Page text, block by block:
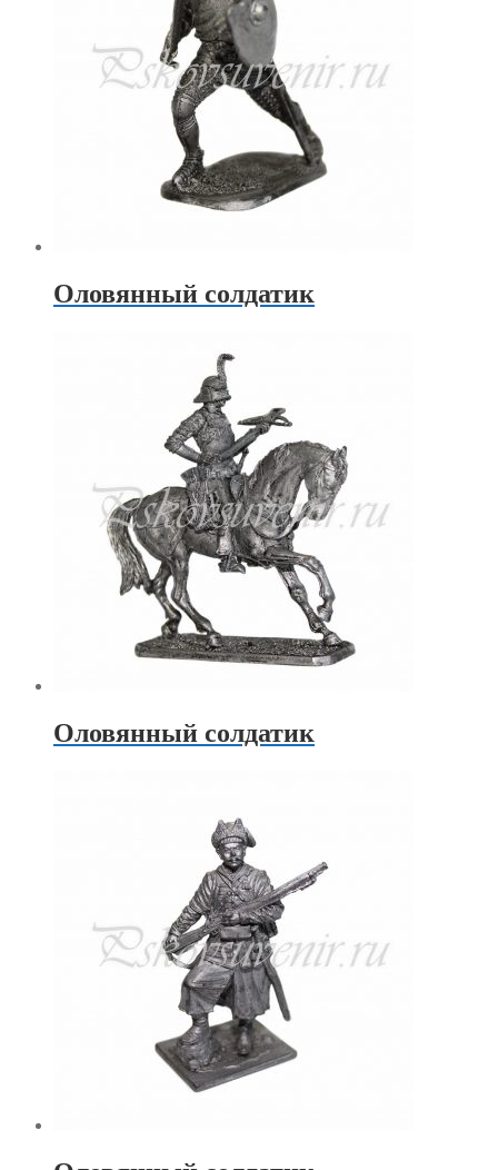
Оловянный солдатик
Оловянный солдатик